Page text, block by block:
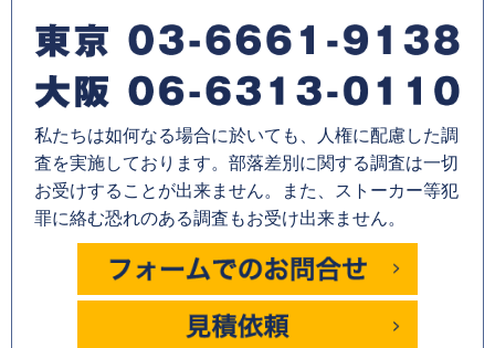
私たちは如何なる場合に於いても、人権に配慮した調
査を実施しております。部落差別に関する調査は一切
お受けすることが出来ません。また、ストーカー等犯
罪に絡む恐れのある調査もお受け出来ません。